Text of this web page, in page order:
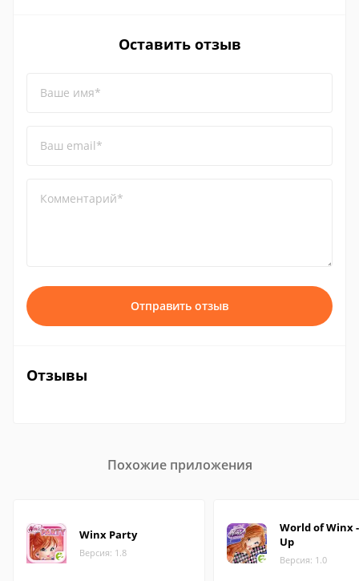
Оставить отзыв
Ваше имя*
Ваш email*
Комментарий*
Отправить отзыв
Отзывы
Похожие приложения
Winx Party
Версия: 1.8
World of Winx
Up
Версия: 1.0